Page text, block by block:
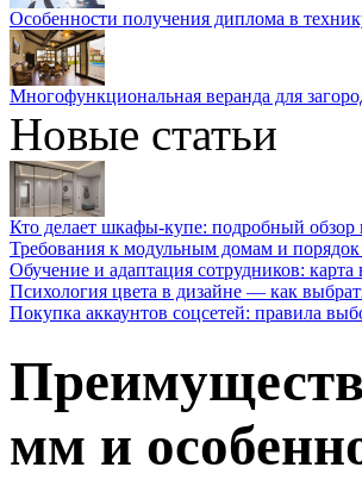
Особенности получения диплома в
Многофункциональная веранда для
Новые статьи
Кто делает шкафы-купе: подробный обзор
Требования к модульным домам и порядок
Обучение и адаптация сотрудников:
Психология цвета в дизайне — как
Покупка аккаунтов соцсетей: правила
мм и